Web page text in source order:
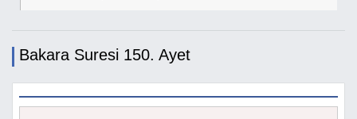
Bakara Suresi 150. Ayet